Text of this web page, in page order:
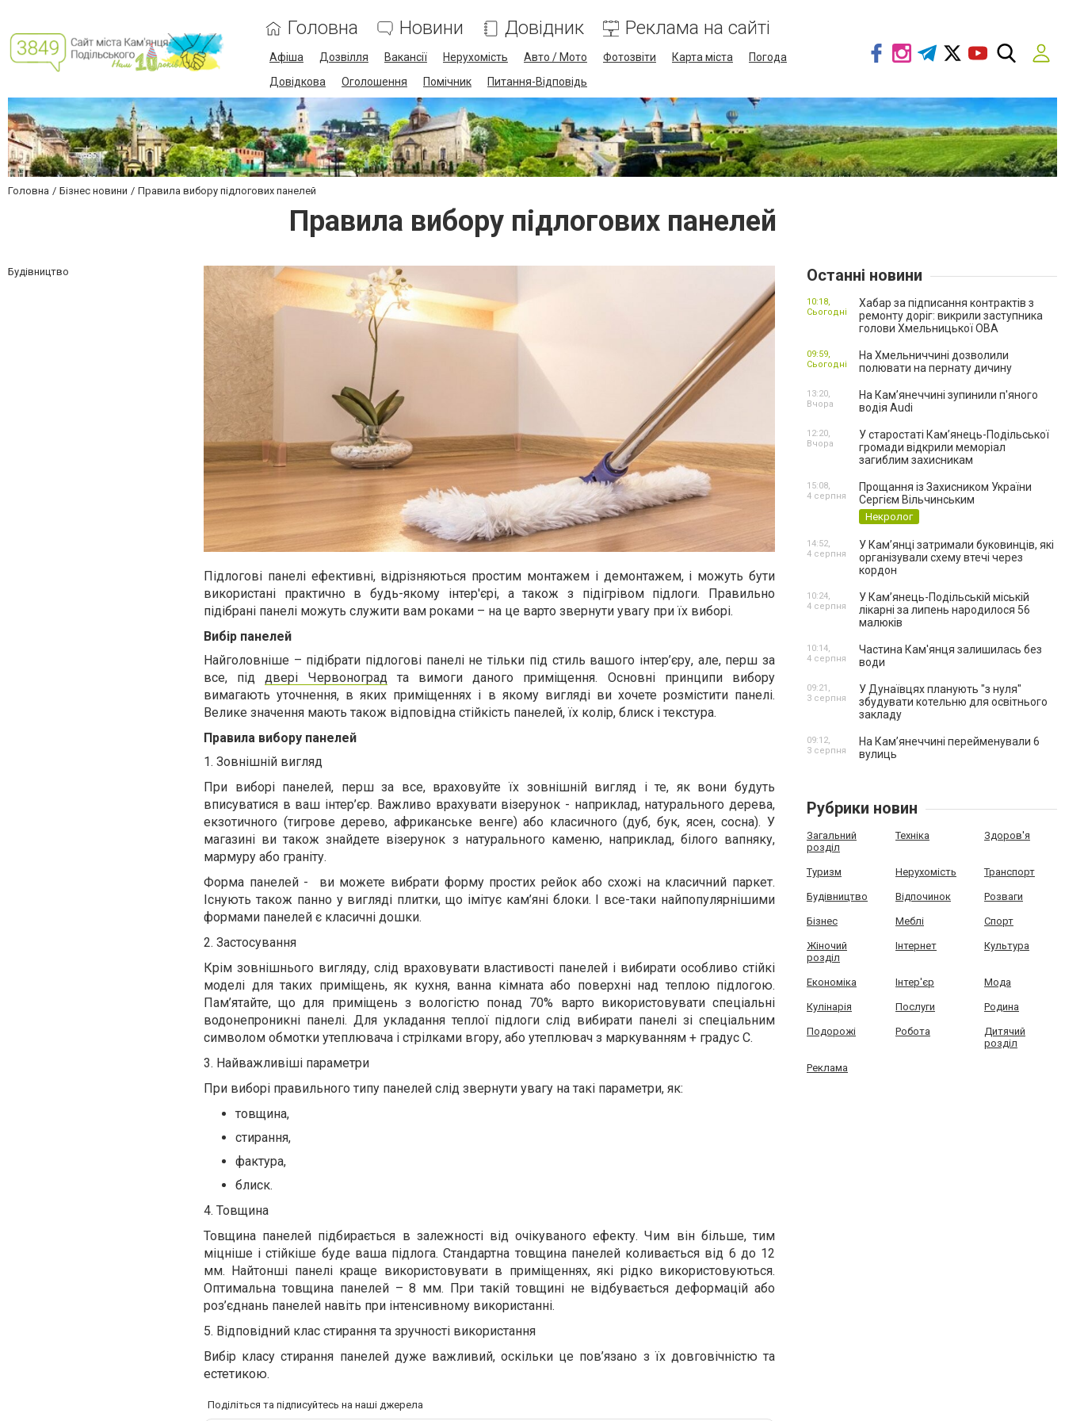
Головна Новини Довідник Реклама на сайті
Афіша Дозвілля Вакансії Нерухомість Авто / Мото Фотозвіти Карта міста
Погода
Довідкова
Оголошення Помічник Питання-Відповідь
Головна Бізнес новини Правила вибору підлогових панелей
Правила вибору підлогових панелей
Будівництво
Підлогові панелі ефективні, відрізняються простим монтажем і демонтажем, і можуть бути
використані практично в будь-якому інтер'єрі, а також з підігрівом підлоги. Правильно
підібрані панелі можуть служити вам роками – на це варто звернути увагу при їх виборі.
Вибір панелей
Найголовніше – підібрати підлогові панелі не тільки під стиль вашого інтер’єру, але, перш за
все, під двері Червоноград та вимоги даного приміщення. Основні принципи вибору
вимагають уточнення, в яких приміщеннях і в якому вигляді ви хочете розмістити панелі.
Велике значення мають також відповідна стійкість панелей, їх колір, блиск і текстура.
Правила вибору панелей
1. Зовнішній вигляд
При виборі панелей, перш за все, враховуйте їх зовнішній вигляд і те, як вони будуть
вписуватися в ваш інтер’єр. Важливо врахувати візерунок - наприклад, натурального дерева,
екзотичного (тигрове дерево, африканське венге) або класичного (дуб, бук, ясен, сосна). У
магазині ви також знайдете візерунок з натурального каменю, наприклад, білого вапняку,
мармуру або граніту.
Форма панелей -
ви можете вибрати форму простих рейок або схожі на класичний паркет.
Існують також панно у вигляді плитки, що імітує кам’яні блоки. І все-таки найпопулярнішими
формами панелей є класичні дошки.
2. Застосування
Крім зовнішнього вигляду, слід враховувати властивості панелей і вибирати особливо стійкі
моделі для таких приміщень, як кухня, ванна кімната або поверхні над теплою підлогою.
Пам’ятайте, що для приміщень з вологістю понад 70% варто використовувати спеціальні
водонепроникні панелі. Для укладання теплої підлоги слід вибирати панелі зі спеціальним
символом обмотки утеплювача і стрілками вгору, або утеплювач з маркуванням + градус С.
3. Найважливіші параметри
При виборі правильного типу панелей слід звернути увагу на такі параметри, як:
товщина,
стирання,
фактура,
блиск.
4. Товщина
Товщина панелей підбирається в залежності від очікуваного ефекту. Чим він більше, тим
міцніше і стійкіше буде ваша підлога. Стандартна товщина панелей коливається від 6 до 12
мм. Найтонші панелі краще використовувати в приміщеннях, які рідко використовуються.
Оптимальна товщина панелей – 8 мм. При такій товщині не відбувається деформацій або
роз’єднань панелей навіть при інтенсивному використанні.
5. Відповідний клас стирання та зручності використання
Вибір класу стирання панелей дуже важливий, оскільки це пов’язано з їх довговічністю та
естетикою.
Поділіться та підписуйтесь на наші джерела
Останні новини
Хабар за підписання контрактів з
ремонту доріг: викрили заступника
голови Хмельницької ОВА
10:18,
Сьогодні
На Хмельниччині дозволили
полювати на пернату дичину
09:59,
Сьогодні
На Камʼянеччині зупинили п'яного
водія Audi
13:20,
Вчора
У старостаті Кам’янець-Подільської
громади відкрили меморіал
загиблим захисникам
12:20,
Вчора
Прощання із Захисником України
Сергієм Вільчинським
Некролог
15:08,
4 серпня
У Кам’янці затримали буковинців, які
організували схему втечі через
кордон
14:52,
4 серпня
У Кам’янець-Подільській міській
лікарні за липень народилося 56
малюків
10:24,
4 серпня
Частина Кам'янця залишилась без
води
10:14,
4 серпня
У Дунаївцях планують "з нуля"
збудувати котельню для освітнього
закладу
09:21,
3 серпня
На Камʼянеччині перейменували 6
вулиць
09:12,
3 серпня
Рубрики новин
Загальний
розділ
Техніка Здоров'я
Туризм Нерухомість Транспорт
Будівництво Відпочинок Розваги
Бізнес Меблі Спорт
Жіночий
розділ
Інтернет Культура
Економіка Інтер'єр Мода
Кулінарія Послуги Родина
Подорожі Робота
Дитячий
розділ
Реклама